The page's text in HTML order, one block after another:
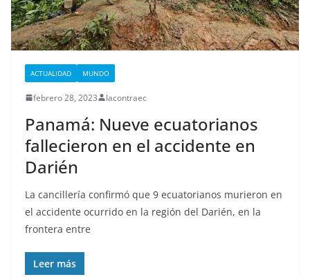
ACTUALIDAD MUNDO
febrero 28, 2023 lacontraec
Panamá: Nueve ecuatorianos
fallecieron en el accidente en
Darién
La cancillería confirmó que 9 ecuatorianos murieron en
el accidente ocurrido en la región del Darién, en la
frontera entre
Leer más